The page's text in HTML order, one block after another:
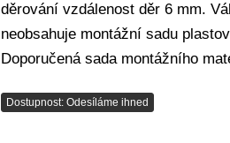
děrování vzdálenost děr 6 mm.
neobsahuje montážní sadu
Doporučená sada montážního
Dostupnost: Odesíláme ihned